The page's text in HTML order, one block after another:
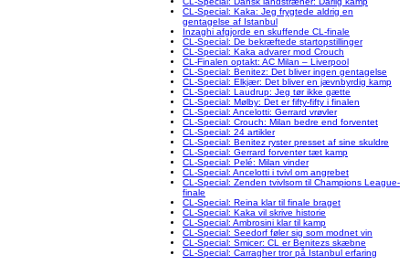
CL-Special: Kaka: Jeg frygtede aldrig en
gentagelse af Istanbul
Inzaghi afgjorde en skuffende CL-finale
CL-Special: De bekræftede startopstillinger
CL-Special: Kaka advarer mod Crouch
CL-Finalen optakt: AC Milan – Liverpool
CL-Special: Benitez: Det bliver ingen gentagelse
CL-Special: Elkjær: Det bliver en jævnbyrdig kamp
CL-Special: Laudrup: Jeg tør ikke gætte
CL-Special: Mølby: Det er fifty-fifty i finalen
CL-Special: Ancelotti: Gerrard vrøvler
CL-Special: Crouch: Milan bedre end forventet
CL-Special: 24 artikler
CL-Special: Benitez ryster presset af sine skuldre
CL-Special: Gerrard forventer tæt kamp
CL-Special: Pelé: Milan vinder
CL-Special: Ancelotti i tvivl om angrebet
CL-Special: Zenden tvivlsom til Champions League-
finale
CL-Special: Reina klar til finale braget
CL-Special: Kaka vil skrive historie
CL-Special: Ambrosini klar til kamp
CL-Special: Seedorf føler sig som modnet vin
CL-Special: Smicer: CL er Benitezs skæbne
CL-Special: Carragher tror på Istanbul erfaring